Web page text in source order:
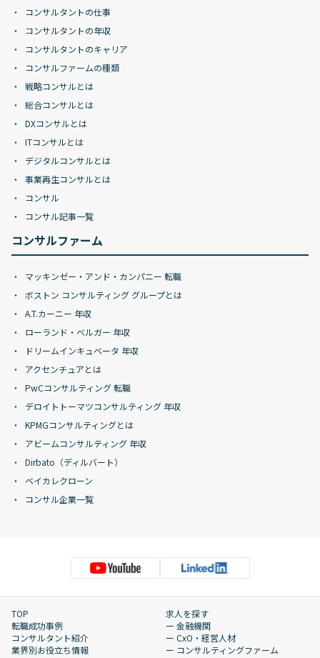
コンサルタントの仕事
コンサルタントの年収
コンサルタントのキャリア
コンサルファームの種類
戦略コンサルとは
総合コンサルとは
DXコンサルとは
ITコンサルとは
デジタルコンサルとは
事業再生コンサルとは
コンサル
コンサル記事一覧
コンサルファーム
マッキンゼー・アンド・カンパニー 転職
ボストン コンサルティング グループとは
A.T.カーニー 年収
ローランド・ベルガー 年収
ドリームインキュベータ 年収
アクセンチュアとは
PwCコンサルティング 転職
デロイトトーマツコンサルティング 年収
KPMGコンサルティングとは
アビームコンサルティング 年収
Dirbato（ディルバート）
ベイカレクローン
コンサル企業一覧
TOP
転職成功事例
コンサルタント紹介
業界別お役立ち情報
求人を探す
ー 金融機関
ー CxO・経営人材
ー コンサルティングファーム